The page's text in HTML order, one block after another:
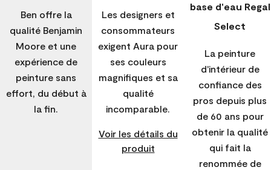
Ben offre la
qualité Benjamin
Moore et une
expérience de
peinture sans
effort, du début à
la fin.
Les designers et
consommateurs
exigent Aura pour
ses couleurs
magnifiques et sa
qualité
incomparable.
Voir les détails du
produit
base d'eau Regal
Select
La peinture
d'intérieur de
confiance des
pros depuis plus
de 60 ans pour
obtenir la qualité
qui fait la
renommée de